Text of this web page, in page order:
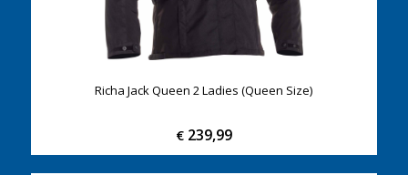
Richa Jack Queen 2 Ladies (Queen Size)
€239,99